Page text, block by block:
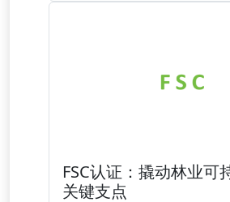
FSC认证：撬动林业可
关键支点